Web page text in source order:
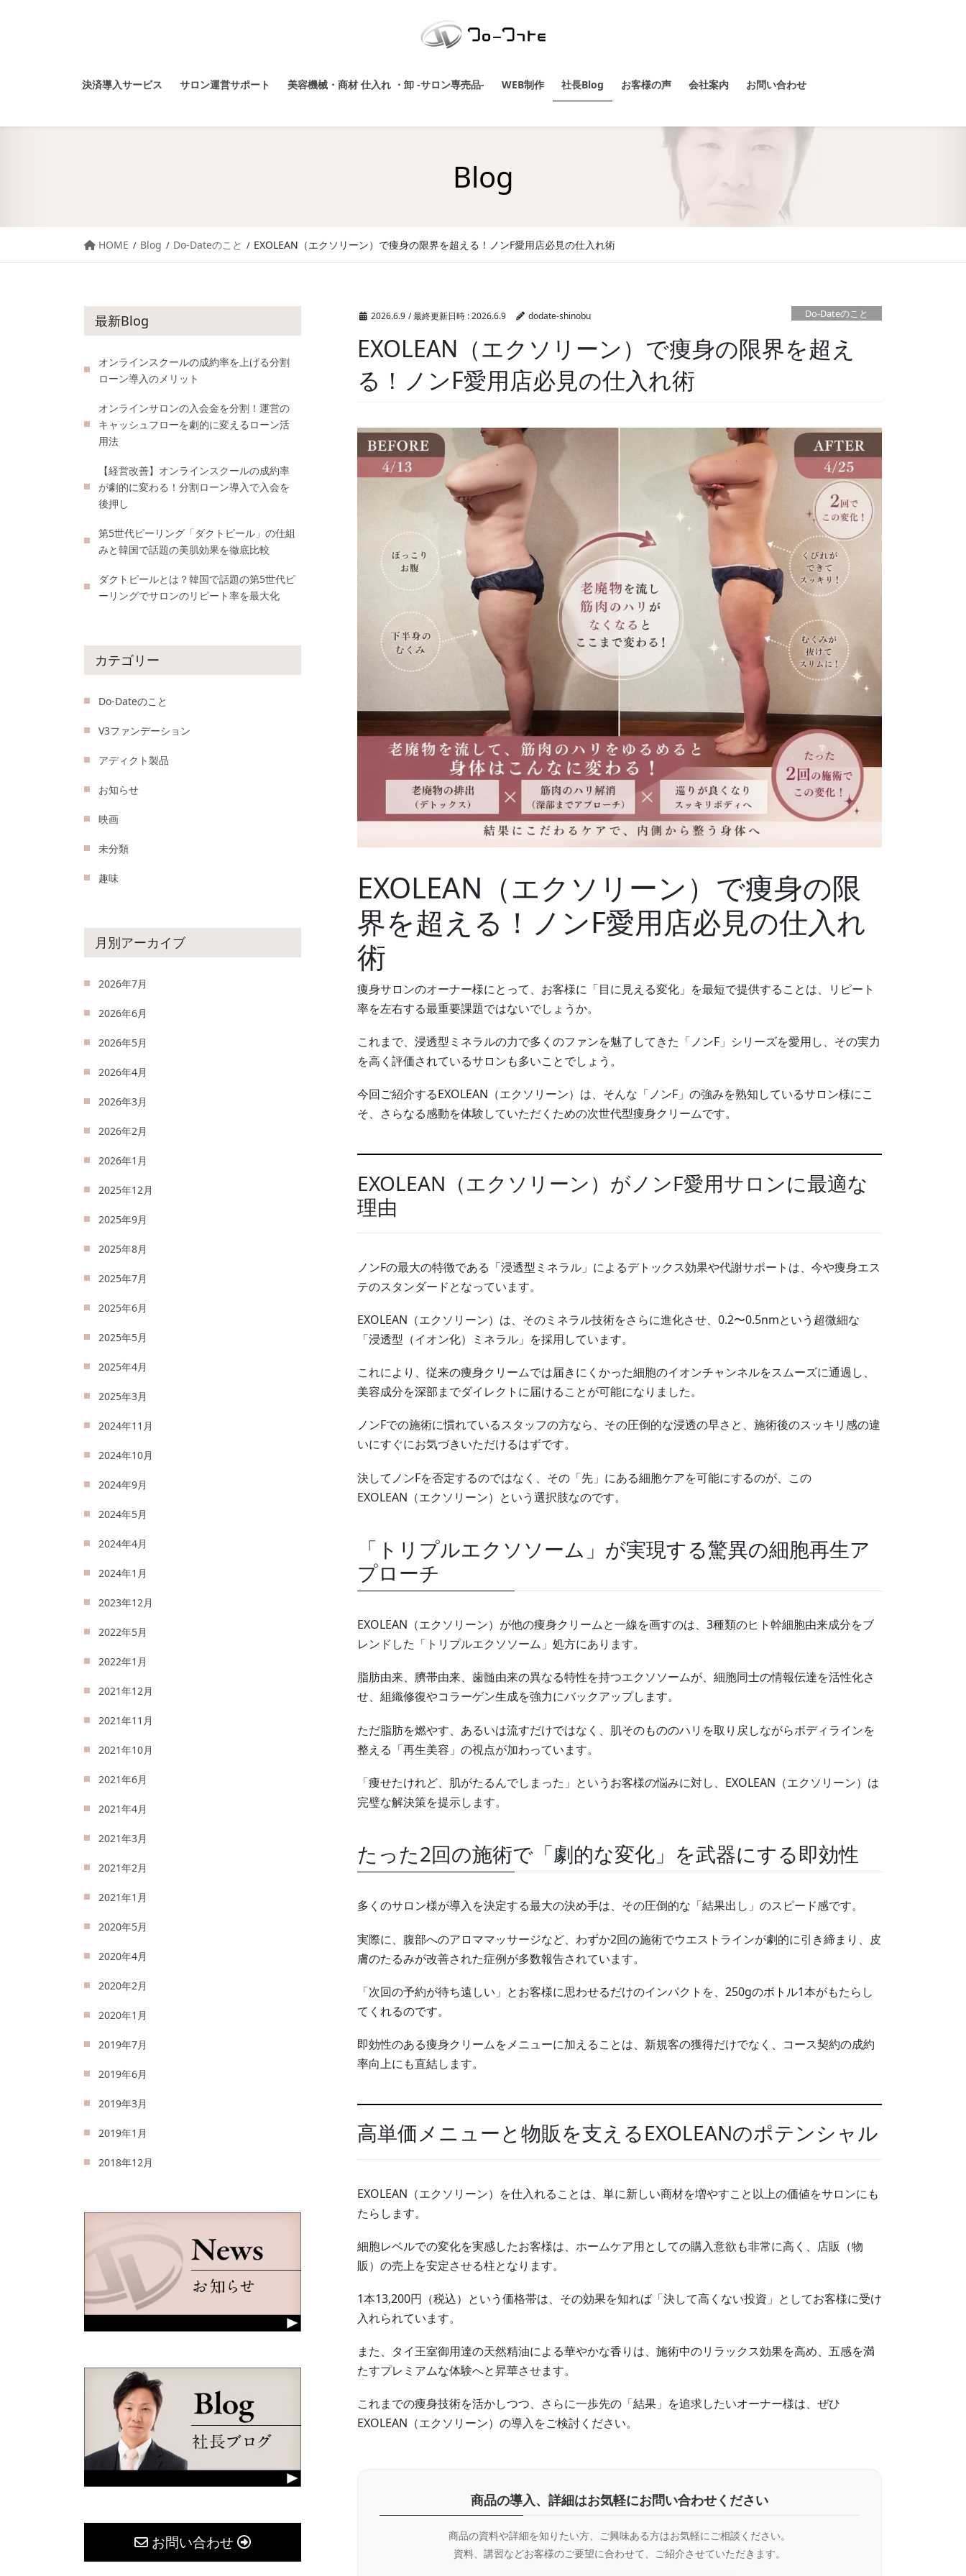
決済導入サービス サロン運営サポート 美容機械・商材 仕入れ ・卸 -サロン専売品- WEB制作 社長Blog お客様の声 会社案内 お問い合わせ
Blog
HOME Blog Do-Dateのこと EXOLEAN（エクソリーン）で痩身の限界を超える！ノンF愛用店必見の仕入れ術
2026.6.9 / 最終更新日時 :2026.6.9 dodate-shinobu Do-Dateのこと
EXOLEAN（エクソリーン）で痩身の限界を超え
る！ノンF愛用店必見の仕入れ術
EXOLEAN（エクソリーン）で痩身の限
界を超える！ノンF愛用店必見の仕入れ
術
痩身サロンのオーナー様にとって、お客様に「目に見える変化」を最短で提供することは、リピート
率を左右する最重要課題ではないでしょうか。
これまで、浸透型ミネラルの力で多くのファンを魅了してきた「ノンF」シリーズを愛用し、その実力
を高く評価されているサロンも多いことでしょう。
今回ご紹介するEXOLEAN（エクソリーン）は、そんな「ノンF」の強みを熟知しているサロン様にこ
そ、さらなる感動を体験していただくための次世代型痩身クリームです。
EXOLEAN（エクソリーン）がノンF愛用サロンに最適な
理由
ノンFの最大の特徴である「浸透型ミネラル」によるデトックス効果や代謝サポートは、今や痩身エス
テのスタンダードとなっています。
EXOLEAN（エクソリーン）は、そのミネラル技術をさらに進化させ、0.2〜0.5nmという超微細な
「浸透型（イオン化）ミネラル」を採用しています。
これにより、従来の痩身クリームでは届きにくかった細胞のイオンチャンネルをスムーズに通過し、
美容成分を深部までダイレクトに届けることが可能になりました。
ノンFでの施術に慣れているスタッフの方なら、その圧倒的な浸透の早さと、施術後のスッキリ感の違
いにすぐにお気づきいただけるはずです。
決してノンFを否定するのではなく、その「先」にある細胞ケアを可能にするのが、この
EXOLEAN（エクソリーン）という選択肢なのです。
「トリプルエクソソーム」が実現する驚異の細胞再生ア
プローチ
EXOLEAN（エクソリーン）が他の痩身クリームと一線を画すのは、3種類のヒト幹細胞由来成分をブ
レンドした「トリプルエクソソーム」処方にあります。
脂肪由来、臍帯由来、歯髄由来の異なる特性を持つエクソソームが、細胞同士の情報伝達を活性化さ
せ、組織修復やコラーゲン生成を強力にバックアップします。
ただ脂肪を燃やす、あるいは流すだけではなく、肌そのもののハリを取り戻しながらボディラインを
整える「再生美容」の視点が加わっています。
「痩せたけれど、肌がたるんでしまった」というお客様の悩みに対し、EXOLEAN（エクソリーン）は
完璧な解決策を提示します。
たった2回の施術で「劇的な変化」を武器にする即効性
多くのサロン様が導入を決定する最大の決め手は、その圧倒的な「結果出し」のスピード感です。
実際に、腹部へのアロママッサージなど、わずか2回の施術でウエストラインが劇的に引き締まり、皮
膚のたるみが改善された症例が多数報告されています。
「次回の予約が待ち遠しい」とお客様に思わせるだけのインパクトを、250gのボトル1本がもたらし
てくれるのです。
即効性のある痩身クリームをメニューに加えることは、新規客の獲得だけでなく、コース契約の成約
率向上にも直結します。
高単価メニューと物販を支えるEXOLEANのポテンシャル
EXOLEAN（エクソリーン）を仕入れることは、単に新しい商材を増やすこと以上の価値をサロンにも
たらします。
細胞レベルでの変化を実感したお客様は、ホームケア用としての購入意欲も非常に高く、店販（物
販）の売上を安定させる柱となります。
1本13,200円（税込）という価格帯は、その効果を知れば「決して高くない投資」としてお客様に受け
入れられています。
また、タイ王室御用達の天然精油による華やかな香りは、施術中のリラックス効果を高め、五感を満
たすプレミアムな体験へと昇華させます。
これまでの痩身技術を活かしつつ、さらに一歩先の「結果」を追求したいオーナー様は、ぜひ
EXOLEAN（エクソリーン）の導入をご検討ください。
商品の導入、詳細はお気軽にお問い合わせください
商品の資料や詳細を知りたい方、ご興味ある方はお気軽にご相談ください。
資料、講習などお客様のご要望に合わせて、ご紹介させていただきます。
最新Blog
オンラインスクールの成約率を上げる分割
ローン導入のメリット
オンラインサロンの入会金を分割！運営の
キャッシュフローを劇的に変えるローン活
用法
【経営改善】オンラインスクールの成約率
が劇的に変わる！分割ローン導入で入会を
後押し
第5世代ピーリング「ダクトピール」の仕組
みと韓国で話題の美肌効果を徹底比較
ダクトピールとは？韓国で話題の第5世代ピ
ーリングでサロンのリピート率を最大化
カテゴリー
Do-Dateのこと
V3ファンデーション
アディクト製品
お知らせ
映画
未分類
趣味
月別アーカイブ
2026年7月
2026年6月
2026年5月
2026年4月
2026年3月
2026年2月
2026年1月
2025年12月
2025年9月
2025年8月
2025年7月
2025年6月
2025年5月
2025年4月
2025年3月
2024年11月
2024年10月
2024年9月
2024年5月
2024年4月
2024年1月
2023年12月
2022年5月
2022年1月
2021年12月
2021年11月
2021年10月
2021年6月
2021年4月
2021年3月
2021年2月
2021年1月
2020年5月
2020年4月
2020年2月
2020年1月
2019年7月
2019年6月
2019年3月
2019年1月
2018年12月
お問い合わせ